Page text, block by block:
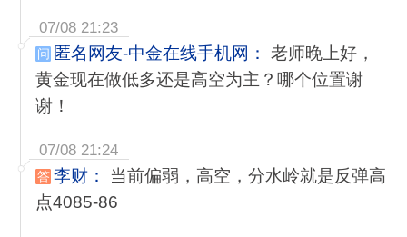
07/08 21:23
问 匿名网友-中金在线手机网：
老师晚上好，
黄金现在做低多还是高空为主？哪个位置谢
谢！
07/08 21:24
答 李财：
当前偏弱，高空，分水岭就是反弹高
点4085-86